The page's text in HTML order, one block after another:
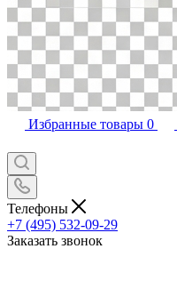
Избранные товары 0
Телефоны
+7 (495) 532-09-29
Заказать звонок